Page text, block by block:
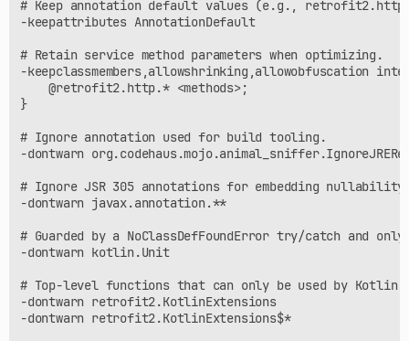
# Keep annotation default values (e.g.,
-keepattributes AnnotationDefault
# Retain service method parameters when optimizing.
-keepclassmembers,allowshrinking,allowobfuscation
    @retrofit2.http.* <methods>;
}
# Ignore annotation used for build tooling.
-dontwarn
# Ignore JSR 305 annotations for embedding
-dontwarn javax.annotation.**
# Guarded by a NoClassDefFoundError try/catch and
-dontwarn kotlin.Unit
# Top-level functions that can only be used by Kotlin.
-dontwarn retrofit2.KotlinExtensions
-dontwarn retrofit2.KotlinExtensions$*